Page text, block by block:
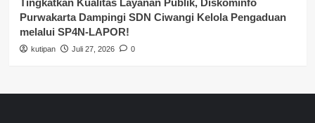
Tingkatkan Kualitas Layanan Publik, Diskominfo
Purwakarta Dampingi SDN Ciwangi Kelola Pengaduan
melalui SP4N-LAPOR!
kutipan Juli 27, 2026 0